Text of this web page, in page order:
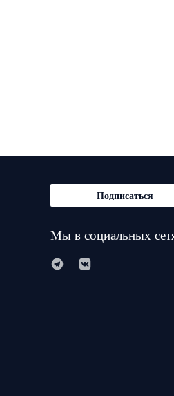
Подписаться
Мы в социальных